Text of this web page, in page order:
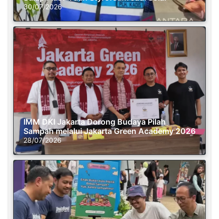
30/07/2026
IMM DKI Jakarta Dorong Budaya Pilah
Sampah melalui Jakarta Green Academy 2026
28/07/2026